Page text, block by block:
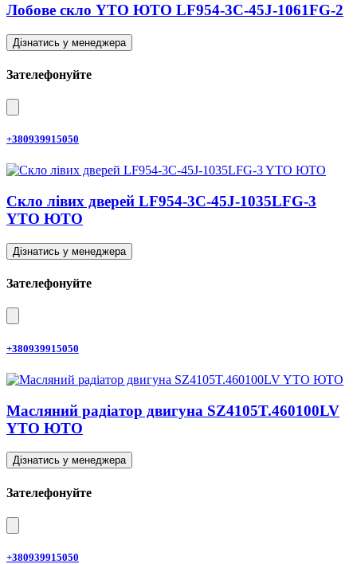
Лобове скло YTO ЮТО LF954-3C-45J-1061FG-2
Дізнатись у менеджера
Зателефонуйте
+380939915050
Скло лівих дверей LF954-3C-45J-1035LFG-3
YTO ЮТО
Дізнатись у менеджера
Зателефонуйте
+380939915050
Масляний радіатор двигуна SZ4105T.460100LV
YTO ЮТО
Дізнатись у менеджера
Зателефонуйте
+380939915050